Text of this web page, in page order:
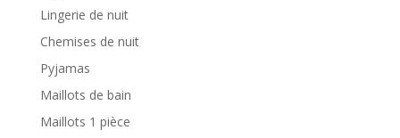
Lingerie de nuit
Chemises de nuit
Pyjamas
Maillots de bain
Maillots 1 pièce